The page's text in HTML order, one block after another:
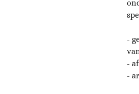
-
-
-